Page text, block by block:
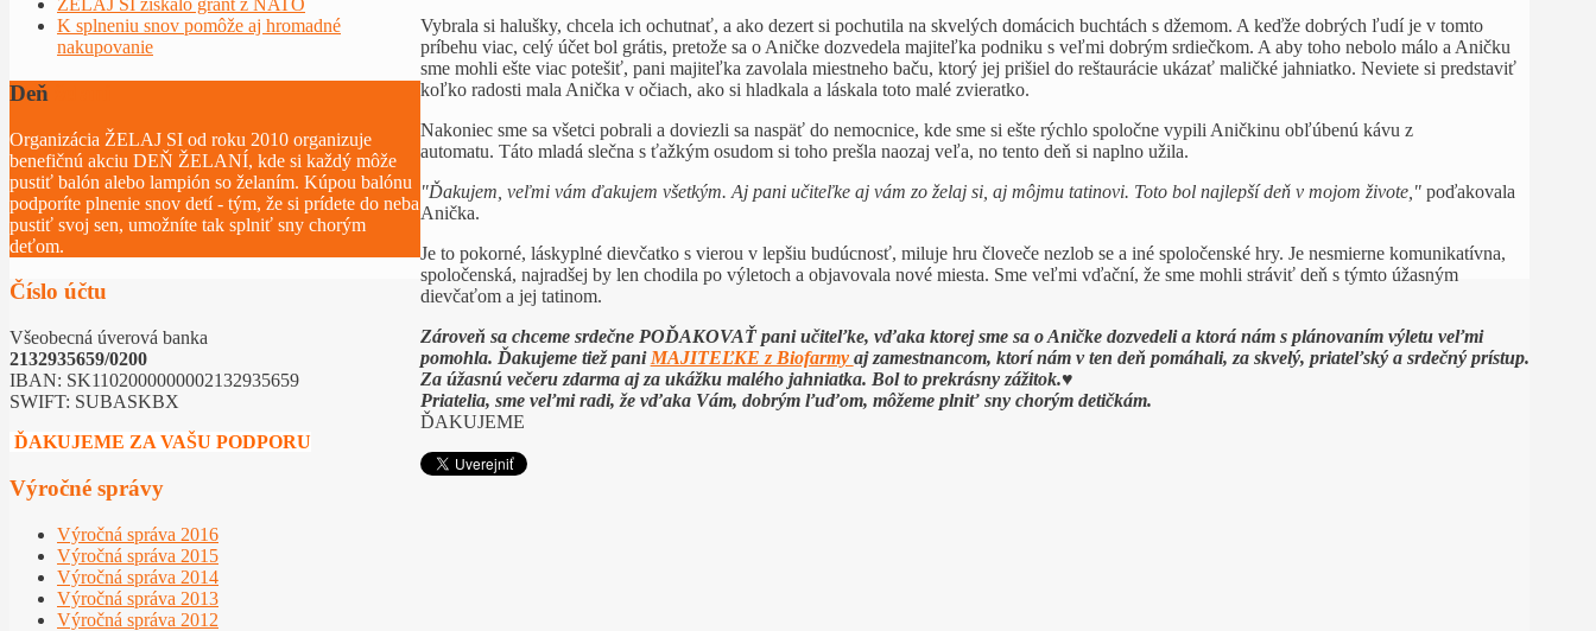
Vybrala si halušky, chcela ich ochutnať, a ako dezert si pochutila na skvelých domácich buchtách s džemom. A keďže dobrých ľudí je v tomto
príbehu viac, celý účet bol grátis, pretože sa o Aničke dozvedela majiteľka podniku s veľmi dobrým srdiečkom. A aby toho nebolo málo a Aničku
sme mohli ešte viac potešiť, pani majiteľka zavolala miestneho baču, ktorý jej prišiel do reštaurácie ukázať maličké jahniatko. Neviete si predstaviť
koľko radosti mala Anička v očiach, ako si hladkala a láskala toto malé zvieratko.
Nakoniec sme sa všetci pobrali a doviezli sa naspäť do nemocnice, kde sme si ešte rýchlo spoločne vypili Aničkinu obľúbenú kávu z
automatu. Táto mladá slečna s ťažkým osudom si toho prešla naozaj veľa, no tento deň si naplno užila.
"Ďakujem, veľmi vám ďakujem všetkým. Aj pani učiteľke aj vám zo želaj si, aj môjmu tatinovi. Toto bol najlepší deň v mojom živote,"poďakovala
Anička.
Je to pokorné, láskyplné dievčatko s vierou v lepšiu budúcnosť, miluje hru človeče nezlob se a iné spoločenské hry. Je nesmierne komunikatívna,
spoločenská, najradšej by len chodila po výletoch a objavovala nové miesta. Sme veľmi vďační, že sme mohli stráviť deň s týmto úžasným
dievčaťom a jej tatinom.
Zároveň sa chceme srdečne POĎAKOVAŤ pani učiteľke, vďaka ktorej sme sa o Aničke dozvedeli a ktorá nám s plánovaním výletu veľmi
pomohla. Ďakujeme tiež pani MAJITEĽKE z Biofarmy aj zamestnancom, ktorí nám v ten deň pomáhali, za skvelý, priateľský a srdečný prístup.
Za úžasnú večeru zdarma aj za ukážku malého jahniatka. Bol to prekrásny zážitok.♥
Priatelia, sme veľmi radi, že vďaka Vám, dobrým ľuďom, môžeme plniť sny chorým detičkám.
ĎAKUJEME
ŽELAJ SI získalo grant z NATO
K splneniu snov pomôže aj hromadné
nakupovanie
Deň
Organizácia ŽELAJ SI od roku 2010 organizuje
benefičnú akciu DEŇ ŽELANÍ, kde si každý môže
pustiť balón alebo lampión so želaním. Kúpou balónu
podporíte plnenie snov detí - tým, že si prídete do neba
pustiť svoj sen, umožníte tak splniť sny chorým
deťom.
Číslo účtu
Všeobecná úverová banka
2132935659/0200
IBAN: SK1102000000002132935659
SWIFT: SUBASKBX
ĎAKUJEME ZA VAŠU PODPORU
Výročné správy
Výročná správa 2016
Výročná správa 2015
Výročná správa 2014
Výročná správa 2013
Výročná správa 2012